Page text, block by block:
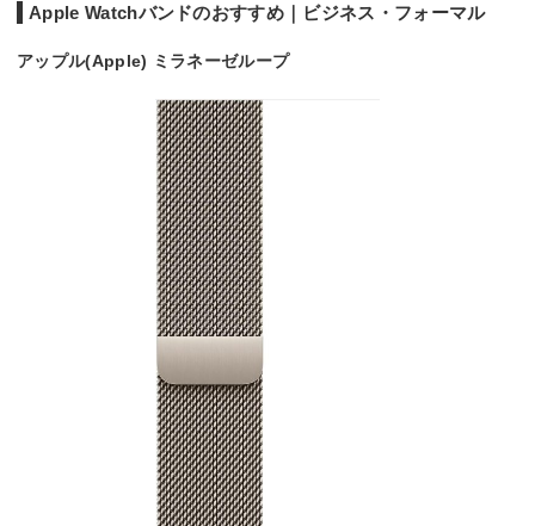
Apple Watchバンドのおすすめ｜ビジネス・フォーマル
アップル(Apple) ミラネーゼループ